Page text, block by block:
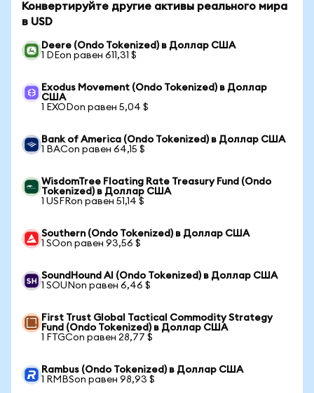
Конвертируйте другие активы реального мира
в USD
Deere (Ondo Tokenized) в Доллар США
1 DEon равен 611,31 $
Exodus Movement (Ondo Tokenized) в Доллар
США
1 EXODon равен 5,04 $
Bank of America (Ondo Tokenized) в Доллар США
1 BACon равен 64,15 $
WisdomTree Floating Rate Treasury Fund (Ondo
Tokenized) в Доллар США
1 USFRon равен 51,14 $
Southern (Ondo Tokenized) в Доллар США
1 SOon равен 93,56 $
SoundHound AI (Ondo Tokenized) в Доллар США
1 SOUNon равен 6,46 $
First Trust Global Tactical Commodity Strategy
Fund (Ondo Tokenized) в Доллар США
1 FTGCon равен 28,77 $
Rambus (Ondo Tokenized) в Доллар США
1 RMBSon равен 98,93 $